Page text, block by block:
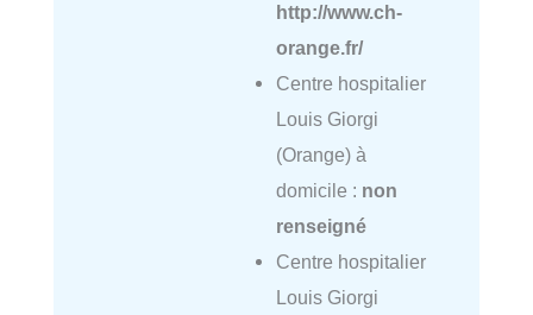
http://www.ch-
orange.fr/
Centre hospitalier
Louis Giorgi
(Orange) à
domicile : non
renseigné
Centre hospitalier
Louis Giorgi